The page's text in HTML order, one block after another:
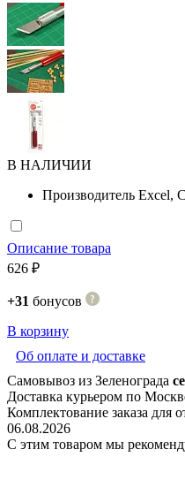
В НАЛИЧИИ
Производитель Excel,
Описание товара
626 ₽
+31 бонусов
В корзину
Об оплате и доставке
Самовывоз из Зеленограда
Доставка курьером по
Комплектование заказа для
06.08.2026
С этим товаром мы